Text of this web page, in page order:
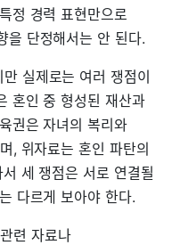
정 경력 표현만으로
을 단정해서는 안 된다.
실제로는 여러 쟁점이
혼인 중 형성된 재산과
권은 자녀의 복리와
, 위자료는 혼인 파탄의
세 쟁점은 서로 연결될
다르게 보아야 한다.
련 자료나